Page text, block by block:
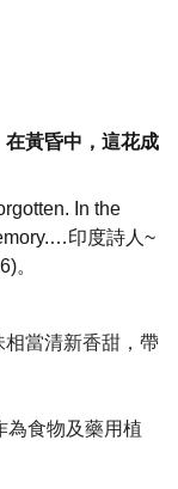
黃昏中，這花成
In the
印度詩人~
。
當清新香甜，帶
為食物及藥用植